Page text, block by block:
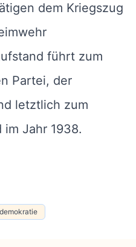
dem Kriegszug
führt zum
Partei, der
letztlich zum
Jahr 1938.